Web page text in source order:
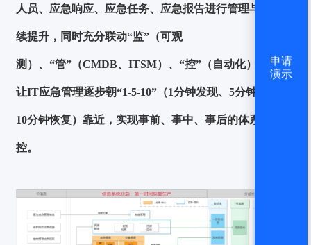
人员、应急响应、应急任务、应急报告进行管理与能力持
续提升，同时充分联动“监”（可观
测）、“管”（CMDB、ITSM）、“控”（自动化）能力，
让IT应急管理逐步朝“1-5-10”（1分钟发现、5分钟定位、
10分钟恢复）靠近，实现事前、事中、事后的体系化管
控。
申请
演示